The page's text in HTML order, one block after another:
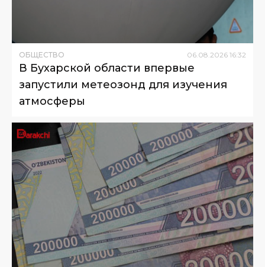
ОБЩЕСТВО 06 08 2026 16:32
В Бухарской области впервые
запустили метеозонд для изучения
атмосферы